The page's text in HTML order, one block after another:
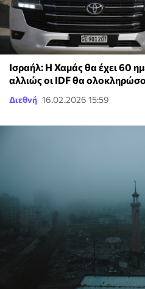
Ισραήλ: Η Χαμάς θα έχει 60
αλλιώς οι IDF θα
Διεθνή 16.02.2026 15:59